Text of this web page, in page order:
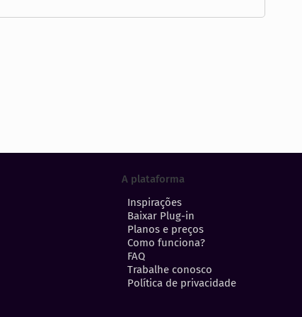
A plataforma
Inspirações
Baixar Plug-in
Planos e preços
Como funciona?
FAQ
Trabalhe conosco
Política de privacidade